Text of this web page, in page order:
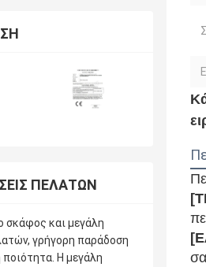
ΠΕΛΑΤΏΝ
σκάφος και μεγάλη
γρήγορη παράδοση
Η μεγάλη